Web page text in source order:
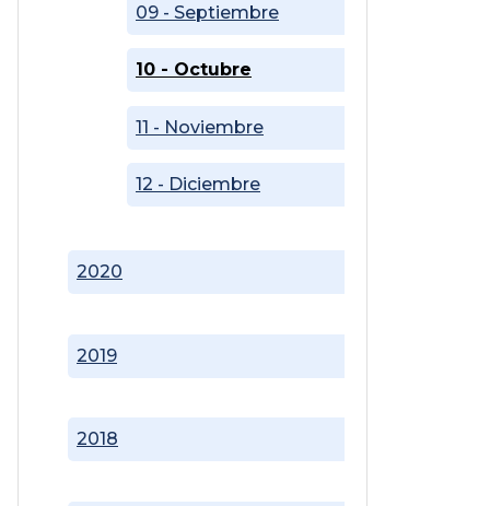
2018
2019
2020
09 - Septiembre
10 - Octubre
11 - Noviembre
12 - Diciembre